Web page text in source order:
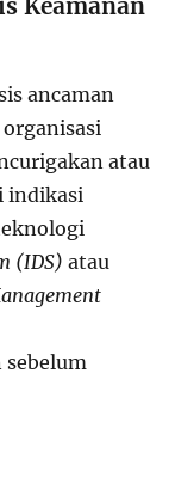
ancaman
atau
indikasi
(IDS) atau